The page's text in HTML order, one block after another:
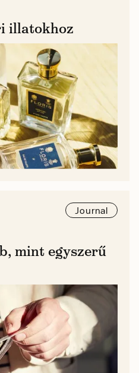
illatokhoz
Journal
mint egyszerű